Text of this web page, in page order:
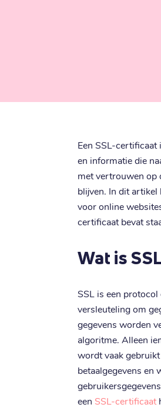
Een SSL-
en informatie die
met vertrouwen op
blijven. In dit artikel
voor online
certificaat bevat
Wat is
SSL is een
versleuteling om
gegevens worden
algoritme. Alleen
wordt vaak
betaalgegevens en
een SSL-certificaat